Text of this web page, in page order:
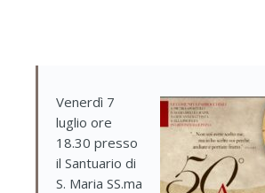
Venerdì 7
luglio ore
18.30 presso
il Santuario di
S. Maria SS.ma